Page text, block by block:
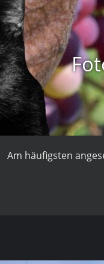
Am häufigsten